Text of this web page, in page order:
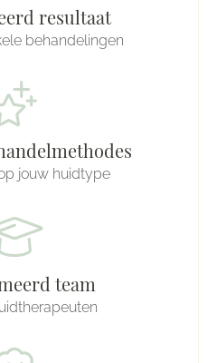
resultaat
behandelingen
jouw huidtype
team